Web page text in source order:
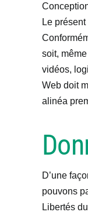
Le
soit,
vidéos,
Web doit
alinéa
D’une
pouvons
Libertés